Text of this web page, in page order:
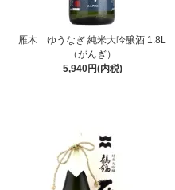
雁木 ゆうなぎ 純米大吟醸酒 1.8L
（がんぎ）
5,940円(内税)